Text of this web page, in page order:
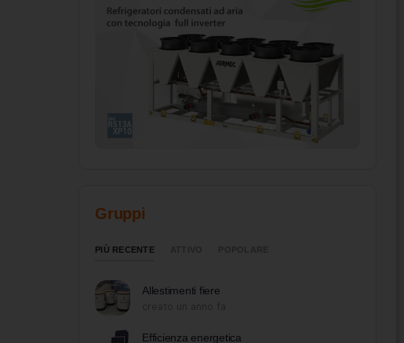
Gruppi
PIÙ RECENTE
Allestimenti fiere
Efficienza energetica